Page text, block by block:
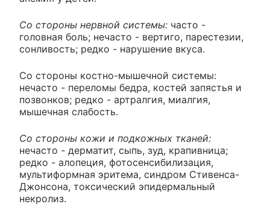
Со стороны нервной системы: часто -
головная боль; нечасто - вертиго, парестезии,
сонливость; редко - нарушение вкуса.
Со стороны костно-мышечной системы:
нечасто - переломы бедра, костей запястья и
позвонков; редко - артралгия, миалгия,
мышечная слабость.
Со стороны кожи и подкожных тканей:
нечасто - дерматит, сыпь, зуд, крапивница;
редко - алопеция, фотосенсибилизация,
мультиформная эритема, синдром Стивенса-
Джонсона, токсический эпидермальный
некролиз.